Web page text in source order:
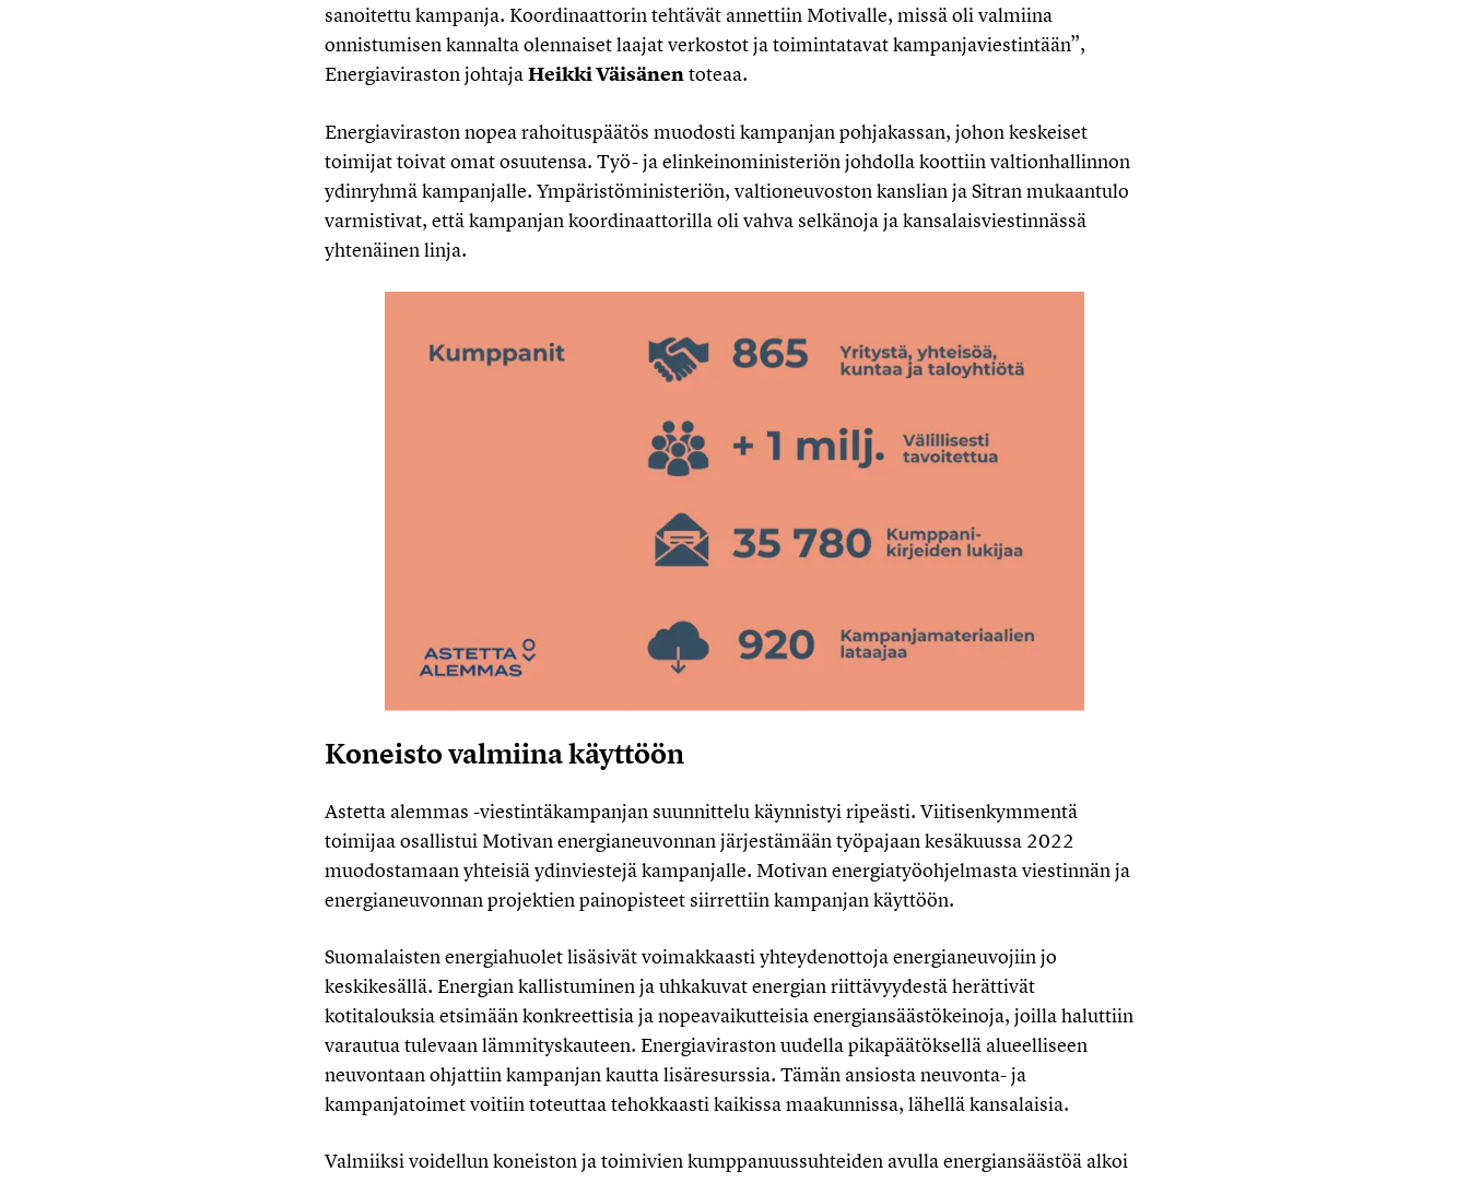
sanoitettu kampanja. Koordinaattorin tehtävät annettiin Motivalle, missä oli valmiina
onnistumisen kannalta olennaiset laajat verkostot ja toimintatavat kampanjaviestintään”,
Energiaviraston johtajaHeikki Väisänentoteaa.
Energiaviraston nopea rahoituspäätös muodosti kampanjan pohjakassan, johon keskeiset
toimijat toivat omat osuutensa. Työ- ja elinkeinoministeriön johdolla koottiin valtionhallinnon
ydinryhmä kampanjalle. Ympäristöministeriön, valtioneuvoston kanslian ja Sitran mukaantulo
varmistivat, että kampanjan koordinaattorilla oli vahva selkänoja ja kansalaisviestinnässä
yhtenäinen linja.
Koneisto valmiina käyttöön
Astetta alemmas -viestintäkampanjan suunnittelu käynnistyi ripeästi. Viitisenkymmentä
toimijaa osallistui Motivan energianeuvonnan järjestämään työpajaan kesäkuussa 2022
muodostamaan yhteisiä ydinviestejä kampanjalle. Motivan energiatyöohjelmasta viestinnän ja
energianeuvonnan projektien painopisteet siirrettiin kampanjan käyttöön.
Suomalaisten energiahuolet lisäsivät voimakkaasti yhteydenottoja energianeuvojiin jo
keskikesällä. Energian kallistuminen ja uhkakuvat energian riittävyydestä herättivät
kotitalouksia etsimään konkreettisia ja nopeavaikutteisia energiansäästökeinoja, joilla haluttiin
varautua tulevaan lämmityskauteen. Energiaviraston uudella pikapäätöksellä alueelliseen
neuvontaan ohjattiin kampanjan kautta lisäresurssia. Tämän ansiosta neuvonta- ja
kampanjatoimet voitiin toteuttaa tehokkaasti kaikissa maakunnissa, lähellä kansalaisia.
Valmiiksi voidellun koneiston ja toimivien kumppanuussuhteiden avulla energiansäästöä alkoi